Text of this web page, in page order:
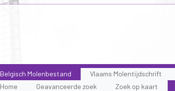
Belgisch Molenbestand
Home
Geavanceerde zoek Zoek op kaart
Vlaams Molentijdschrift